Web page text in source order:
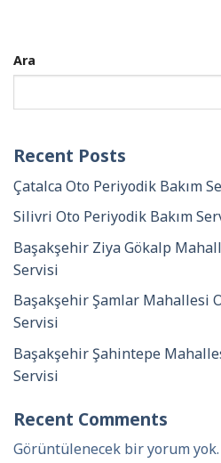
Ara
Recent Posts
Çatalca Oto Periyodik Bakım
Silivri Oto Periyodik Bakım
Başakşehir Ziya Gökalp
Servisi
Başakşehir Şamlar Mahallesi
Servisi
Başakşehir Şahintepe
Servisi
Recent Comments
Görüntülenecek bir yorum yok.